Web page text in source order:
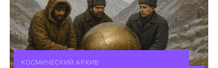
КОСМИЧЕСКИЙ АРХИВ